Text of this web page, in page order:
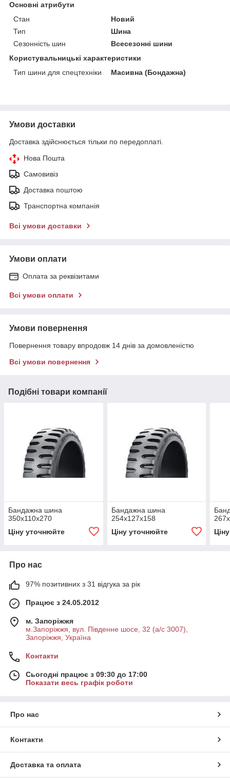
Основні атрибути
Стан
Новий
Тип
Шина
Сезонність шин
Всесезонні шини
Користувальницькі характеристики
Тип шини для спецтехніки
Масивна (Бондажна)
Умови доставки
Доставка здійснюється тільки по передоплаті.
Нова Пошта
Самовивіз
Доставка поштою
Транспортна компанія
Всі умови доставки
Умови оплати
Оплата за реквізитами
Всі умови оплати
Умови повернення
Повернення товару впродовж 14 днів за домовленістю
Всі умови повернення
Подібні товари компанії
Бандажна шина
350x110x270
Ціну уточнюйте
Бандажна шина
254x127x158
Ціну уточнюйте
Про нас
97% позитивних з 31 відгука за рік
Працює з 24.05.2012
м. Запоріжжя
м.Запоріжжя, вул. Південне шосе, 32 (а/с 3007),
Запоріжжя, Україна
Контакти
Сьогодні працює з 09:30 до 17:00
Показати весь графік роботи
Про нас
Контакти
Доставка та оплата